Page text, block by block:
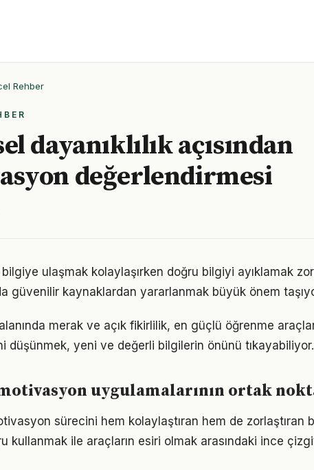
Rehber
dayanıklılık açısından
değerlendirmesi
ulaşmak kolaylaşırken doğru bilgiyi ayıklamak
güvenilir kaynaklardan yararlanmak büyük önem
merak ve açık fikirlilik, en güçlü öğrenme
düşünmek, yeni ve değerli bilgilerin önünü tıkayabiliyor.
uygulamalarının ortak
sürecini hem kolaylaştıran hem de zorlaştıran
kullanmak ile araçların esiri olmak arasındaki ince